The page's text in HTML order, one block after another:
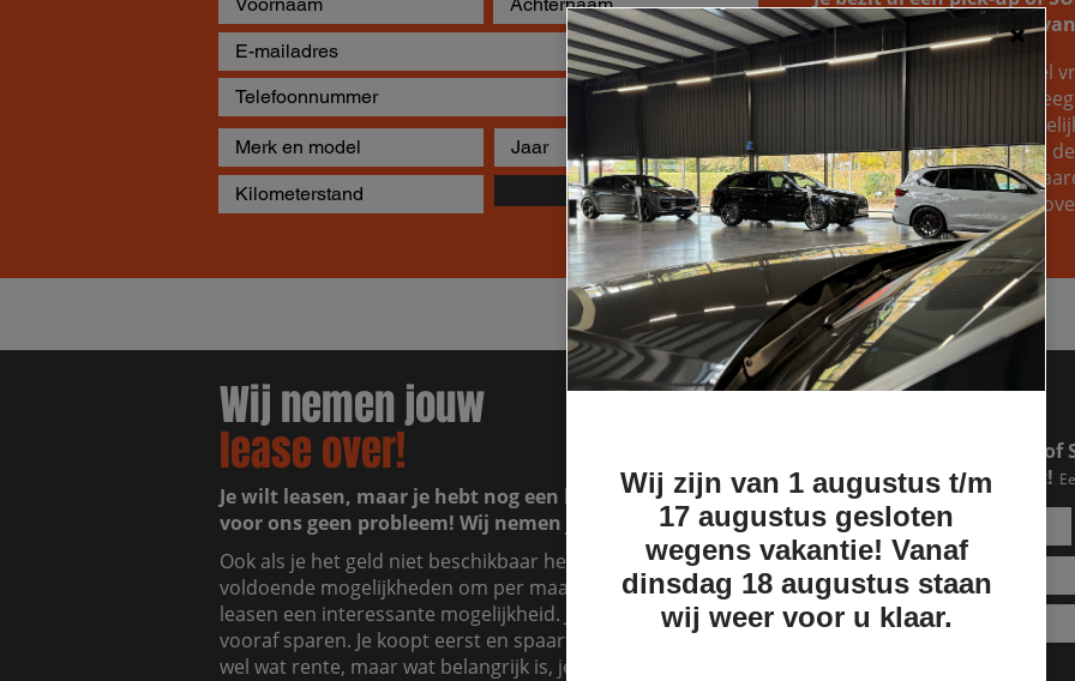
Verzenden
naar de inruilwaarde
Je kunt bij ons altijd geheel
opvragen. Wellicht
gewoon weten welke
van je huidige wagen. Wat
om te ontdekken welke
voertuig, zodat je een
Specificaties
Wij nemen jouw
lease over!
Je wilt leasen, maar je hebt nog een lease lopen. Dat is
voor ons geen probleem! Wij nemen jouw lease over.
Ook als je het geld niet beschikbaar hebt, maar je hebt
voldoende mogelijkheden om per maand te betalen, dan is
leasen een interessante mogelijkheid. Je kunt het zien als
vooraf sparen. Je koopt eerst en spaart er dan voor. Dat kost
wel wat rente, maar wat belangrijk is, je kunt nu al genieten!
Een RAM of Ford pick-up
makkelijker dan je denkt!
Wij zijn van 1 augustus t/m
17 augustus gesloten
wegens vakantie! Vanaf
dinsdag 18 augustus staan
wij weer voor u klaar.